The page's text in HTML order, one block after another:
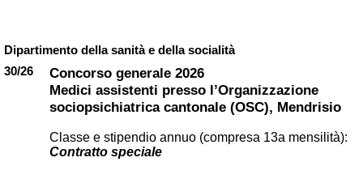
Dipartimento della sanità e della socialità
30/26
Concorso generale 2026
Medici assistenti presso l’Organizzazione
sociopsichiatrica cantonale (OSC), Mendrisio
Classe e stipendio annuo (compresa 13a mensilità):
Contratto speciale